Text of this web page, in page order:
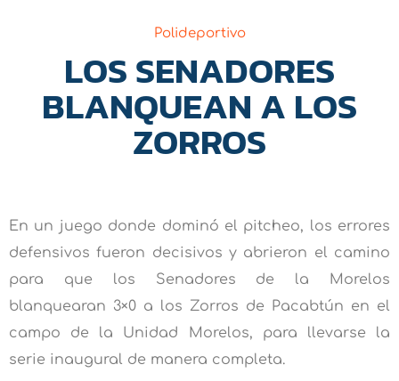
Polideportivo
LOS SENADORES
BLANQUEAN A LOS
ZORROS
En un juego donde dominó el pitcheo, los errores
defensivos fueron decisivos y abrieron el camino
para que los Senadores de la Morelos
blanquearan 3×0 a los Zorros de Pacabtún en el
campo de la Unidad Morelos, para llevarse la
serie inaugural de manera completa.